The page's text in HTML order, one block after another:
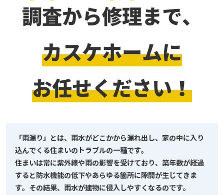
調査から修理まで、
カスケホームに
お任せください！
「雨漏り」とは、雨水がどこかから漏れ出し、家の中に入り
込んでくる住まいのトラブルの一種です。
住まいは常に紫外線や雨の影響を受けており、築年数が経過
すると防水機能の低下やあらゆる箇所に隙間が生じてきま
す。その結果、雨水が建物に侵入しやすくなるのです。